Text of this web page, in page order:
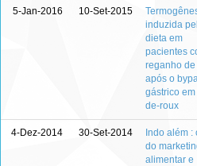
5-Jan-2016 10-Set-2015
induzida
dieta em
pacientes
reganho
após o
gástrico em
de-roux
4-Dez-2014 30-Set-2014
Indo além :
do
alimentar e